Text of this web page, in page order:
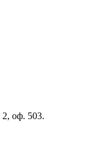
2, оф. 503.